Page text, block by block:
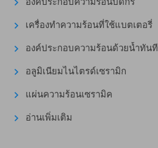
เครื่องทำความร้อนที่ใช้แบตเตอรี่
องค์ประกอบความร้อนด้วยน้ำทันที
อลูมิเนียมไนไตรด์เซรามิก
แผ่นความร้อนเซรามิค
อ่านเพิ่มเติม